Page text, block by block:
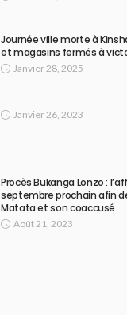
Journée ville morte à
et magasins fermés à
Janvier 28, 2025
Janvier 26, 2023
Procès Bukanga Lonzo :
septembre prochain afin
Matata et son coaccusé
Août 21, 2023